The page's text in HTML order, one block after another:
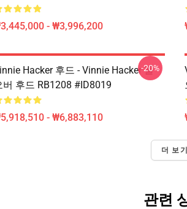
- ₩3,996,200
Hacker 후드 - Vinnie Hacker 풀
버 후드 RB1208 #ID8019
- ₩6,883,110
-20%
더 보기
관련